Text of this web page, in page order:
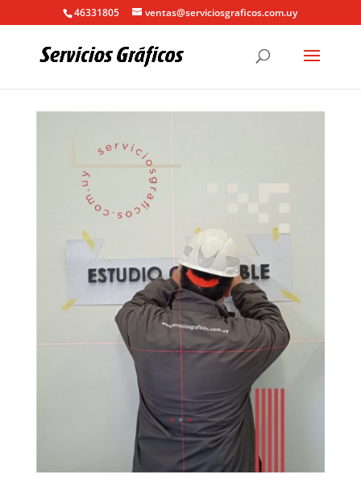
46331805 ventas@serviciosgraficos.com.uy